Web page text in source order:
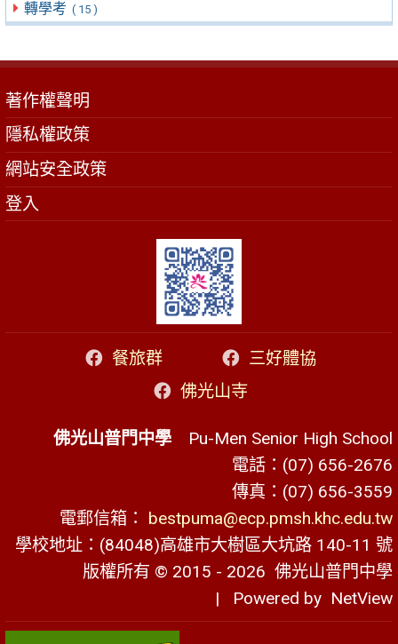
轉學考 ( 15 )
著作權聲明
隱私權政策
網站安全政策
登入
餐旅群
三好體協
佛光山寺
佛光山普門中學 Pu-Men Senior High School
電話：(07) 656-2676
傳真：(07) 656-3559
電郵信箱： bestpuma@ecp.pmsh.khc.edu.tw
學校地址：(84048)高雄市大樹區大坑路 140-11 號
版權所有 © 2015 - 2026 佛光山普門中學
| Powered by NetView